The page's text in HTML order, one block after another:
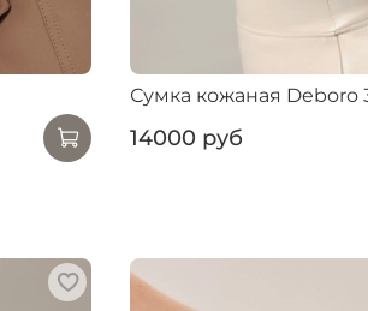
Сумка кожаная Deboro
14000 руб